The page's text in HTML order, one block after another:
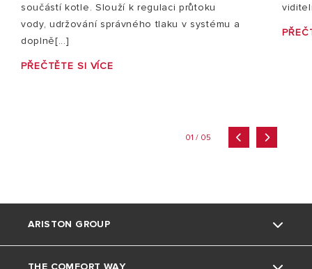
součástí kotle. Slouží k regulaci průtoku
vody, udržování správného tlaku v systému a
doplně[...]
PŘEČTĚTE SI VÍCE
01 / 05
ARISTON GROUP
THE COMFORT WAY